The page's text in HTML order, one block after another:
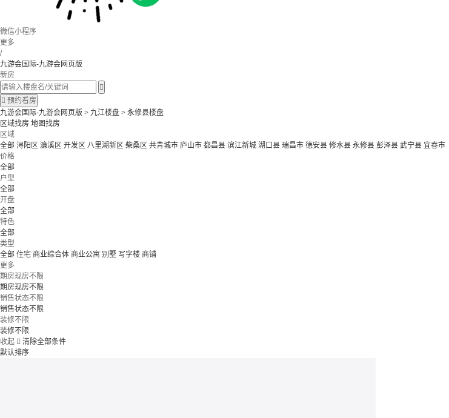
微信小程序
更多
/
九游会国际-九游会网页版
新房

 预约看房
九游会国际-九游会网页版 > 九江楼盘 > 永修县楼盘
区域找房 地图找房
区域
全部 浔阳区 濂溪区 开发区 八里湖新区 柴桑区 共青城市 庐山市 都昌县 滨江新城 湖口县 瑞昌市 德安县 修水县 永修县 彭泽县 武宁县 宜春市
价格
全部
户型
全部
开盘
全部
特色
全部
类型
全部 住宅 商业综合体 商业公寓 别墅 写字楼 商铺
更多
期房现房不限
期房现房不限
销售状态不限
销售状态不限
装修不限
装修不限
收起  清除全部条件
默认排序